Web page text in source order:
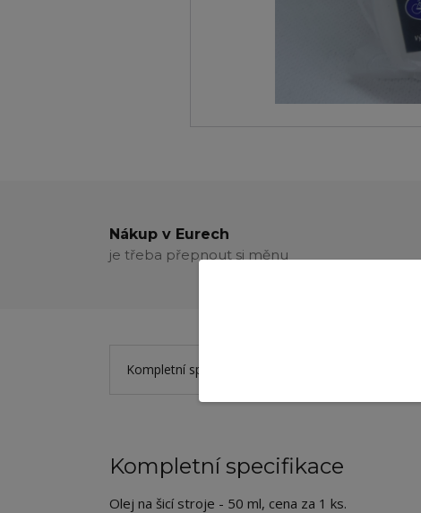
Nákup v Eurech
je třeba přepnout si měnu
Kompletní specifikace
Kompletní specifikace
Olej na šicí stroje - 50 ml, cena za 1 ks.